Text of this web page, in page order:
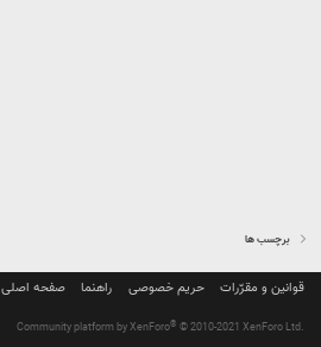
برچسب ها
قوانین و مقرّرات حریم خصوصی راهنما صفحه اصلی
Community platform by XenForo® © 2010-2021 XenForo Ltd.